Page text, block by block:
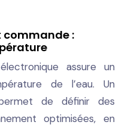
commande :
assure un
de l’eau. Un
de définir des
optimisées, en